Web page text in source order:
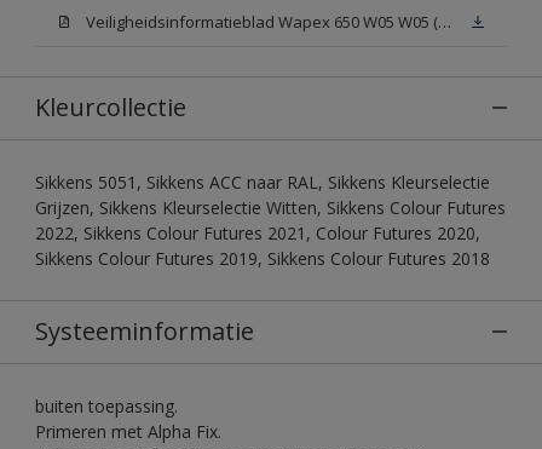
Veiligheidsinformatieblad Wapex 650 W05 W05 (MSDS)
Kleurcollectie
Sikkens 5051, Sikkens ACC naar RAL, Sikkens Kleurselectie
Grijzen, Sikkens Kleurselectie Witten, Sikkens Colour Futures
2022, Sikkens Colour Futures 2021, Colour Futures 2020,
Sikkens Colour Futures 2019, Sikkens Colour Futures 2018
Systeeminformatie
buiten toepassing.
Primeren met Alpha Fix.